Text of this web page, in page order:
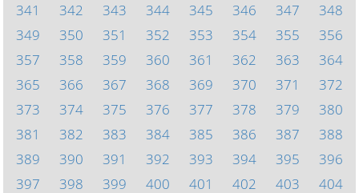
341
342 343 344 345 346 347
348
349
350 351 352 353 354 355
356
357
358 359 360 361 362 363
364
365
366 367 368 369 370 371
372
373
374 375 376 377 378 379
380
381
382 383 384 385 386 387
388
389
390 391 392 393 394 395
396
397
398 399 400 401 402 403 404